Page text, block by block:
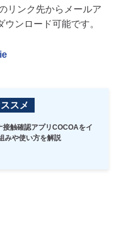
リンク先からメールア
ンロード可能です。
スメ
接触確認アプリCOCOAをイ
みや使い方を解説